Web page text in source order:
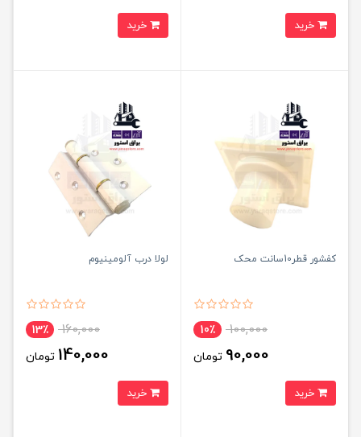
کفشور قطر10سانت محک
100,000 10٪
90,000 تومان
لولا درب آلومینیوم
160,000 13٪
140,000 تومان